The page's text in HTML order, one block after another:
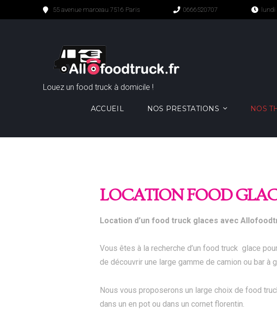
55 avenue marceau 7516 Paris 0666520707
Louez un food truck à domicile !
ACCUEIL NOS PRESTATIONS NOS
LOCATION FOOD
Location d’un food truck glaces avec
Vous êtes à la recherche d’un food truck glace
de découvrir une large gamme de camion ou bar à
Nous vous proposerons un large choix de food
dans un en pot ou dans un cornet florentin.